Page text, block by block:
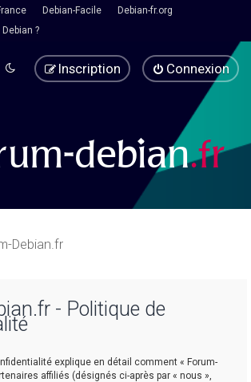
Debian-Facile
Debian-fr.org
Debian ?
Connexion
Inscription
Debian.fr
- Politique de
explique en détail comment « Forum-
affiliés (désignés ci-après par « nous »,